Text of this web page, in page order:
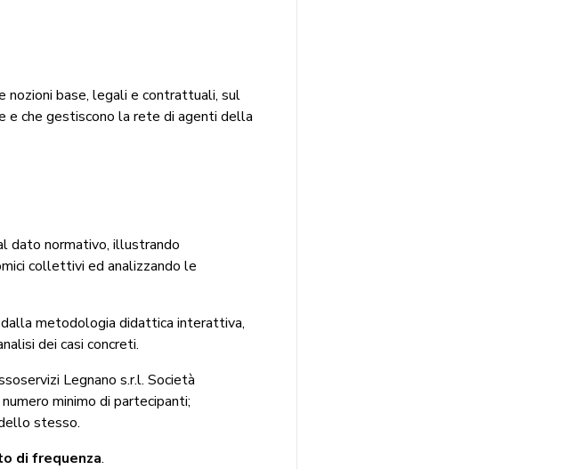
nozioni base, legali e contrattuali, sul
e che gestiscono la rete di agenti della
dato normativo, illustrando
collettivi ed analizzando le
metodologia didattica interattiva,
dei casi concreti.
Legnano s.r.l. Società
minimo di partecipanti;
stesso.
di frequenza.